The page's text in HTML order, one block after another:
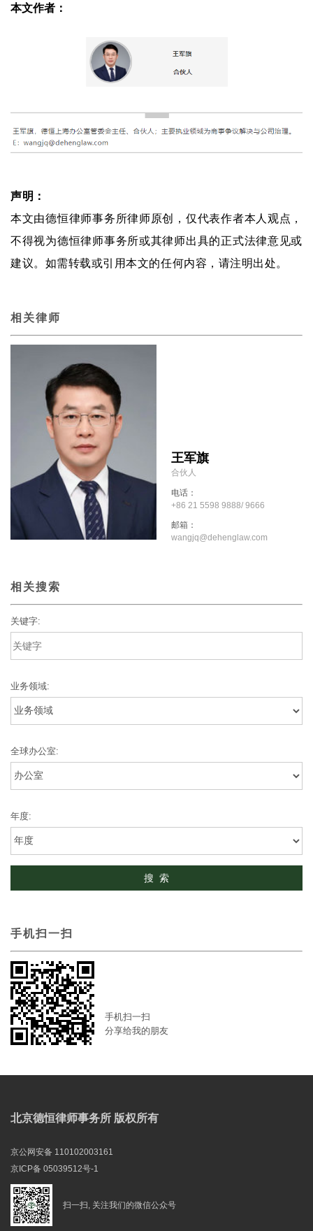
本文作者：
声明：
本文由德恒律师事务所律师原创，仅代表作者本人观点，
不得视为德恒律师事务所或其律师出具的正式法律意见或
建议。如需转载或引用本文的任何内容，请注明出处。
相关律师
王军旗
合伙人
电话：
+86 21 5598 9888/ 9666
邮箱：
wangjq@dehenglaw.com
相关搜索
关键字:
业务领域:
全球办公室:
年度:
手机扫一扫
手机扫一扫
分享给我的朋友
北京德恒律师事务所 版权所有
京公网安备 110102003161
京ICP备 05039512号-1
扫一扫, 关注我们的微信公众号